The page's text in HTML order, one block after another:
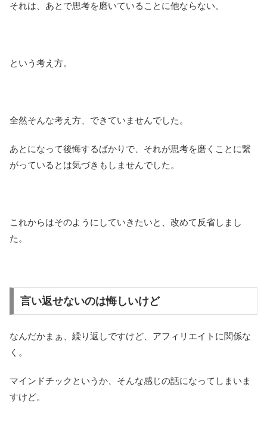
それは、あとで思考を磨いていることに他ならない。
という考え方。
全然そんな考え方、できていませんでした。
あとになって後悔するばかりで、それが思考を磨くことに繋
がっているとは気づきもしませんでした。
これからはそのようにしていきたいと、改めて反省しまし
た。
言い返せないのは悔しいけど
なんだかまぁ、繰り返しですけど、アフィリエイトに関係な
く。
マインドチックというか、そんな感じの話になってしまいま
すけど。